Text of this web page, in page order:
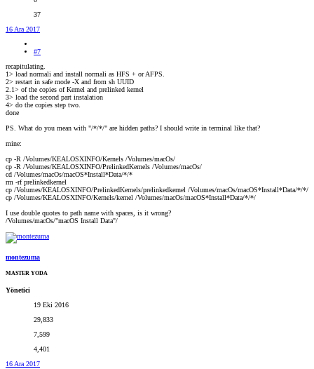
37
16 Ara 2017
#7
recapitulating.
1> load normali and install normali as HFS + or AFPS.
2> restart in safe mode -X and from sh UUID
2.1> of the copies of Kernel and prelinked kernel
3> load the second part instalation
4> do the copies step two.
done
PS. What do you mean with "/*/*/" are hidden paths? I should write in terminal like that?
mine:
cp -R /Volumes/KEALOSXINFO/Kernels /Volumes/macOs/
cp -R /Volumes/KEALOSXINFO/PrelinkedKernels /Volumes/macOs/
cd /Volumes/macOs/macOS*Install*Data/*/*
rm -rf prelinkedkernel
cp /Volumes/KEALOSXINFO/PrelinkedKernels/prelinkedkernel /Volumes/macOs/macOS*Install*Data/*/*/
cp /Volumes/KEALOSXINFO/Kernels/kernel /Volumes/macOs/macOS*Install*Data/*/*/
I use double quotes to path name with spaces, is it wrong?
/Volumes/macOs/"macOS Install Data"/
montezuma
MASTER YODA
Yönetici
19 Eki 2016
29,833
7,599
4,401
16 Ara 2017